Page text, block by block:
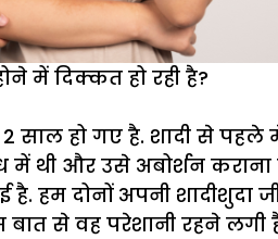
में दिक्कत हो रही है?
2 साल हो गए है. शादी से
और उसे अबोर्शन कराना
है. हम दोनों अपनी
बात से वह परेशानी रहने